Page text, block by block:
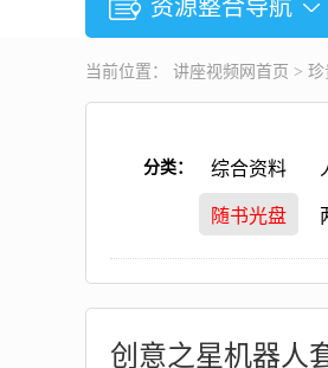
资源整合导航
当前位置： 讲座视频 网首页 > 珍
分类： 综合资料
随书光盘
创意之星机器人